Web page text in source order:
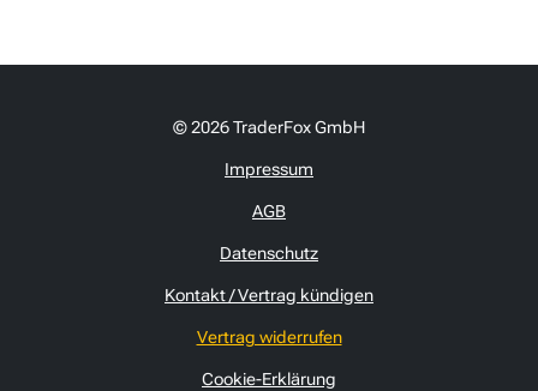
© 2026 TraderFox GmbH
Impressum
AGB
Datenschutz
Kontakt / Vertrag kündigen
Vertrag widerrufen
Cookie-Erklärung